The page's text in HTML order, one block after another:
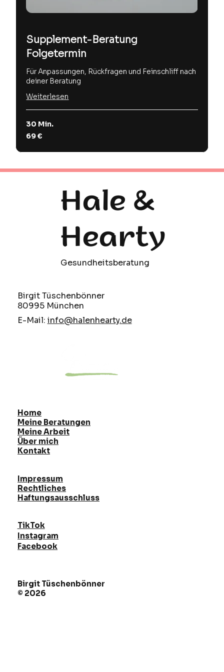
Supplement-Beratung
Folgetermin
Für Anpassungen, Rückfragen und Feinschliff nach
deiner Beratung
Weiterlesen
30 Min.
69
Euro
69 €
Hale &
Hearty
Gesundheitsberatung
Birgit Tüschenbönner
80995 München
E-Mail: info@halenhearty.de
Home
Meine Beratungen
Meine Arbeit
Über mich
Kontakt
Impressum
Rechtliches
Haftungsausschluss
TikTok
Instagram
Facebook
Birgit Tüschenbönner
© 2026